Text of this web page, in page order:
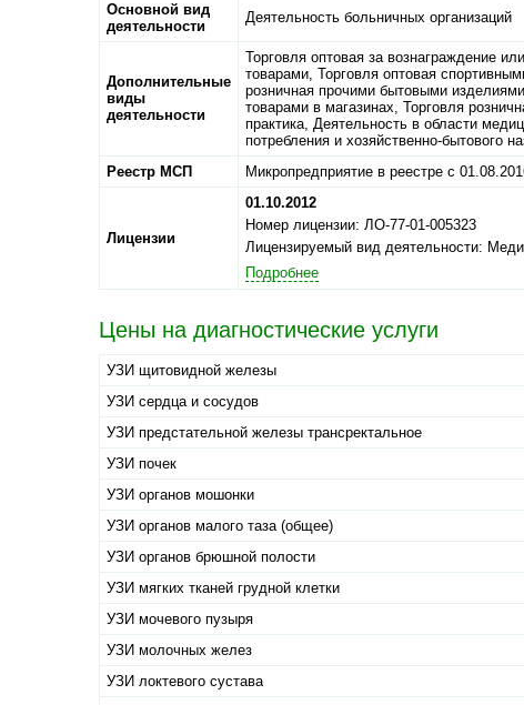
Основной вид
деятельности
Деятельность больничных организаций
Дополнительные
виды
деятельности
Торговля оптовая за вознаграждение
товарами, Торговля оптовая
розничная прочими бытовыми
товарами в магазинах, Торговля
практика, Деятельность в области
потребления и хозяйственно-бытового
Реестр МСП
Микропредприятие в реестре с
Лицензии
01.10.2012
Номер лицензии: ЛО-77-01-005323
Лицензируемый вид деятельности:
Подробнее
Цены на диагностические услуги
УЗИ щитовидной железы
УЗИ сердца и сосудов
УЗИ предстательной железы трансректальное
УЗИ почек
УЗИ органов мошонки
УЗИ органов малого таза (общее)
УЗИ органов брюшной полости
УЗИ мягких тканей грудной клетки
УЗИ мочевого пузыря
УЗИ молочных желез
УЗИ локтевого сустава